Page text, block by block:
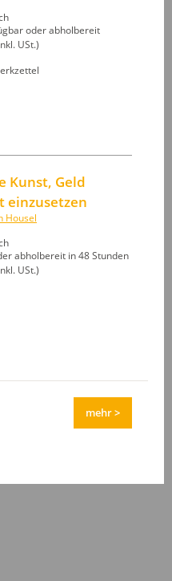
oder abholbereit
USt.)
Kunst, Geld
einzusetzen
Housel
abholbereit in 48 Stunden
USt.)
mehr >